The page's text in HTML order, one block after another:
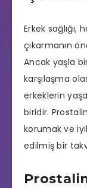
Erkek
çıkarmanın
Ancak yaşla
karşılaşma
erkeklerin
biridir.
korumak ve
edilmiş bir